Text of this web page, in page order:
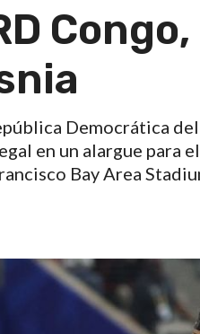
Democrática
en un alargue para
Bay Area